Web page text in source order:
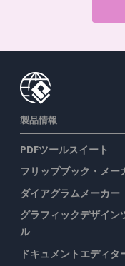
製品情報
PDFツールスイート
フリップブック・メー
ダイアグラムメーカー
グラフィックデザイン
ル
ドキュメントエディタ